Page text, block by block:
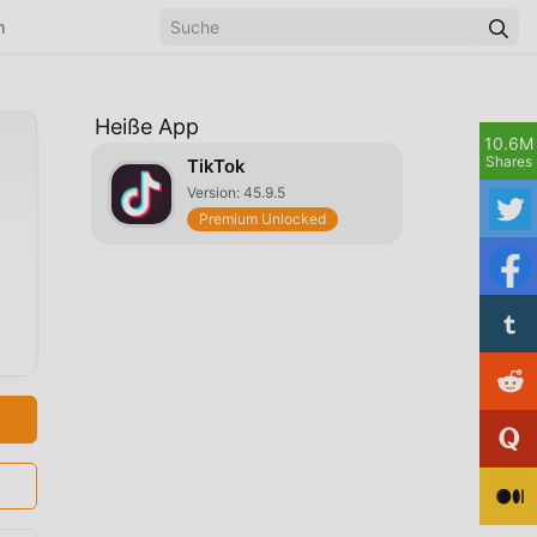
Heiße App
TikTok
Version: 45.9.5
Premium Unlocked
10.6M
Shares